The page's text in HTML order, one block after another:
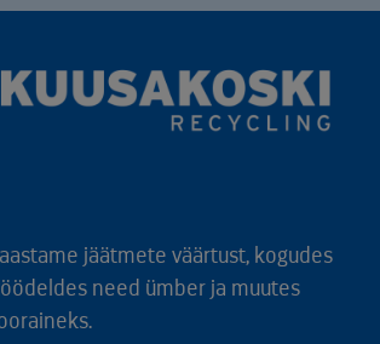
jäätmete väärtust, kogudes
need ümber ja muutes